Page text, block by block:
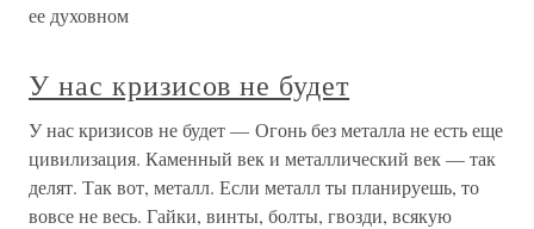
ее духовном
У нас кризисов не будет
У нас кризисов не будет — Огонь без металла не есть еще
цивилизация. Каменный век и металлический век — так
делят. Так вот, металл. Если металл ты планируешь, то
вовсе не весь. Гайки, винты, болты, гвозди, всякую